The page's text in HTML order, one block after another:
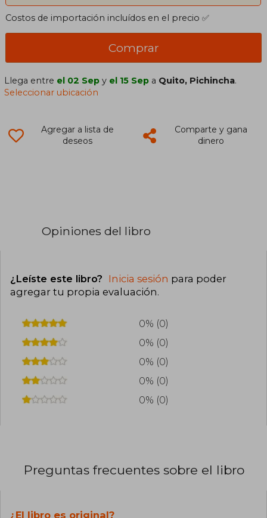
Costos de importación incluídos en el precio ✅
Comprar
Llega entre el 02 Sep y el 15 Sep a Quito, Pichincha.
Seleccionar ubicación
Agregar a lista de
deseos
Comparte y gana
dinero
Opiniones del libro
¿Leíste este libro? Inicia sesión para poder
agregar tu propia evaluación.
0% (0)
0% (0)
0% (0)
0% (0)
0% (0)
Preguntas frecuentes sobre el libro
¿El libro es original?